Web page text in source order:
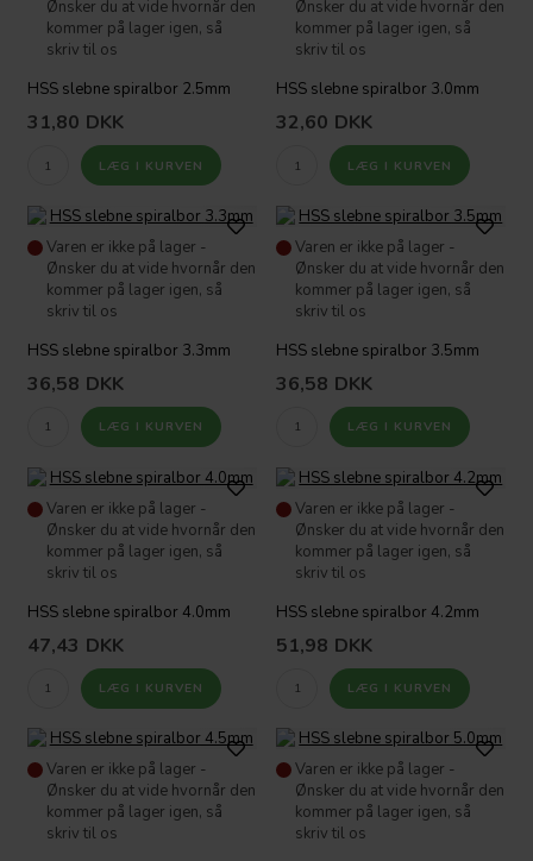
Ønsker du at vide hvornår den
kommer på lager igen, så
skriv til os
HSS slebne spiralbor 2.5mm
31,80 DKK
Ønsker du at vide hvornår den
kommer på lager igen, så
skriv til os
HSS slebne spiralbor 3.0mm
32,60 DKK
Varen er ikke på lager -
Ønsker du at vide hvornår den
kommer på lager igen, så
skriv til os
HSS slebne spiralbor 3.3mm
36,58 DKK
Varen er ikke på lager -
Ønsker du at vide hvornår den
kommer på lager igen, så
skriv til os
HSS slebne spiralbor 3.5mm
36,58 DKK
Varen er ikke på lager -
Ønsker du at vide hvornår den
kommer på lager igen, så
skriv til os
HSS slebne spiralbor 4.0mm
47,43 DKK
Varen er ikke på lager -
Ønsker du at vide hvornår den
kommer på lager igen, så
skriv til os
HSS slebne spiralbor 4.2mm
51,98 DKK
Varen er ikke på lager -
Ønsker du at vide hvornår den
kommer på lager igen, så
skriv til os
Varen er ikke på lager -
Ønsker du at vide hvornår den
kommer på lager igen, så
skriv til os